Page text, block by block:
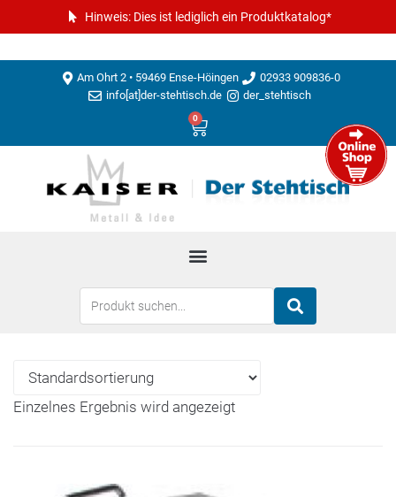
Hinweis: Dies ist lediglich ein Produktkatalog*
Am Ohrt 2 • 59469 Ense-Höingen
02933 909836-0
info[at]der-stehtisch.de
der_stehtisch
0
Einzelnes Ergebnis wird angezeigt